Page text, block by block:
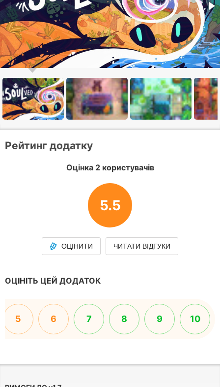
Рейтинг додатку
Оцінка 2 користувачів
5.5
ОЦІНИТИ ЧИТАТИ ВІДГУКИ
ОЦІНІТЬ ЦЕЙ ДОДАТОК
5 6 7 8 9 10